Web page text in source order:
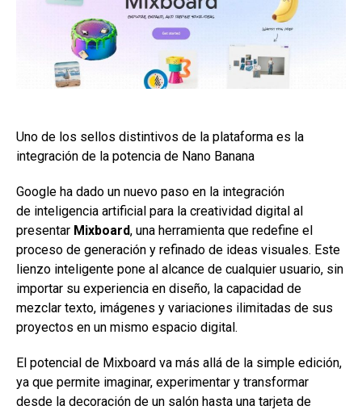
Uno de los sellos distintivos de la plataforma es la
integración de la potencia de Nano Banana
Google ha dado un nuevo paso en la integración
de inteligencia artificial para la creatividad digital al
presentar Mixboard, una herramienta que redefine el
proceso de generación y refinado de ideas visuales. Este
lienzo inteligente pone al alcance de cualquier usuario, sin
importar su experiencia en diseño, la capacidad de
mezclar texto, imágenes y variaciones ilimitadas de sus
proyectos en un mismo espacio digital.
El potencial de Mixboard va más allá de la simple edición,
ya que permite imaginar, experimentar y transformar
desde la decoración de un salón hasta una tarjeta de